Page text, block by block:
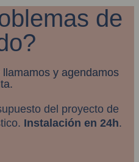
de
y agendamos
del proyecto de
Instalación en 24h.